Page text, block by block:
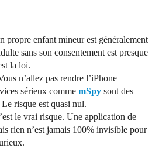
propre enfant mineur est généralement
sans son consentement est presque
la loi.
n’allez pas rendre l’iPhone
sérieux comme mSpy sont des
risque est quasi nul.
le vrai risque. Une application de
rien n’est jamais 100% invisible pour